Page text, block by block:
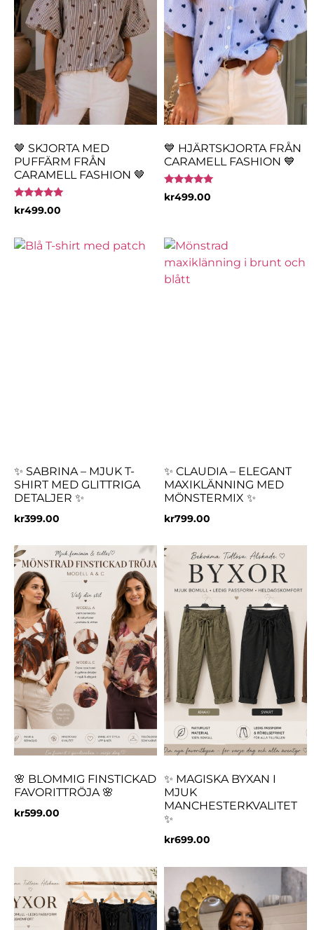
🤎 SKJORTA MED
PUFFÄRM FRÅN
CARAMELL FASHION 🤎
Betygsatt
5.00
kr499.00
💙 HJÄRTSKJORTA FRÅN
CARAMELL FASHION 💙
Betygsatt
5.00
kr499.00
✨ SABRINA – MJUK T-
SHIRT MED GLITTRIGA
DETALJER ✨
kr399.00
✨ CLAUDIA – ELEGANT
MAXIKLÄNNING MED
MÖNSTERMIX ✨
kr799.00
🌸 BLOMMIG FINSTICKAD
FAVORITTRÖJA 🌸
kr599.00
✨ MAGISKA BYXAN I
MJUK
MANCHESTERKVALITET
✨
kr699.00